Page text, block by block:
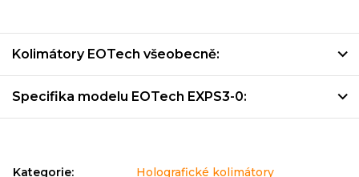
Kolimátory EOTech všeobecně:
Specifika modelu EOTech EXPS3-0:
Kategorie:
Holografické kolimátory